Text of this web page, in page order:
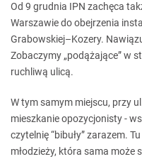
Od 9 grudnia IPN zachęca
Warszawie do obejrzenia
Grabowskiej–Kozery.
Zobaczymy „podążające” w
ruchliwą ulicą.
W tym samym miejscu, przy
mieszkanie opozycjonisty -
czytelnię “bibuły” zarazem.
młodzieży, która sama może